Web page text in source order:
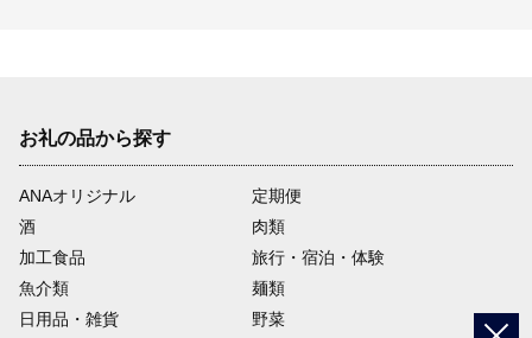
お礼の品から探す
ANAオリジナル
定期便
酒
肉類
加工食品
旅行・宿泊・体験
魚介類
麺類
日用品・雑貨
野菜